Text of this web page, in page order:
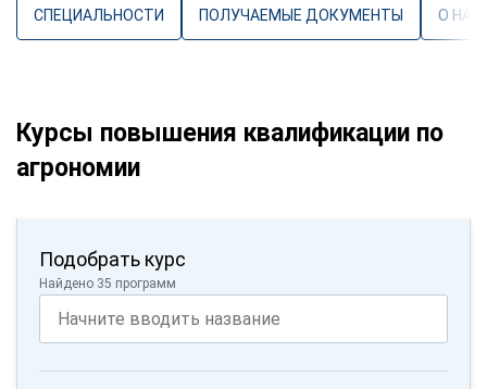
СПЕЦИАЛЬНОСТИ ПОЛУЧАЕМЫЕ ДОКУМЕНТЫ О
Курсы повышения квалификации по
агрономии
Подобрать курс
Найдено 35 программ